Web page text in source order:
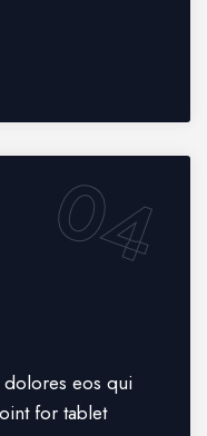
04
eos qui
for tablet